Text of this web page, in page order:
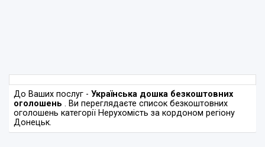
До Ваших послуг - Українська дошка безкоштовних
оголошень . Ви переглядаєте список безкоштовних
оголошень категорії Нерухомість за кордоном регіону
Донецьк.